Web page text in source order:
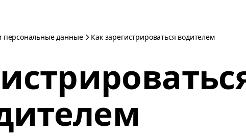
персональные данные Как зарегистрироваться водителем